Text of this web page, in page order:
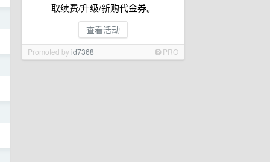
取续费/升级/新购代金券。
查看活动
Promoted byid7368 PRO